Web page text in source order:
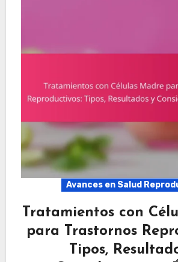
Avances en Salud
Tratamientos con
para Trastornos
Tipos,